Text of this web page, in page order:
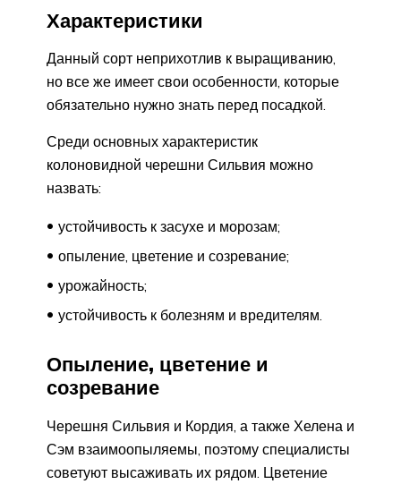
Характеристики
Данный сорт неприхотлив к выращиванию,
но все же имеет свои особенности, которые
обязательно нужно знать перед посадкой.
Среди основных характеристик
колоновидной черешни Сильвия можно
назвать:
устойчивость к засухе и морозам;
опыление, цветение и созревание;
урожайность;
устойчивость к болезням и вредителям.
Опыление, цветение и
созревание
Черешня Сильвия и Кордия, а также Хелена и
Сэм взаимоопыляемы, поэтому специалисты
советуют высаживать их рядом. Цветение